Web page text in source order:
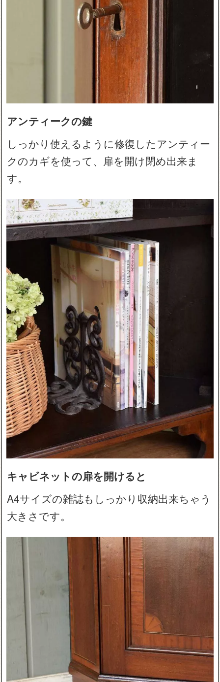
アンティークの鍵
しっかり使えるように修復したアンティー
クのカギを使って、扉を開け閉め出来ま
す。
キャビネットの扉を開けると
A4サイズの雑誌もしっかり収納出来ちゃう
大きさです。